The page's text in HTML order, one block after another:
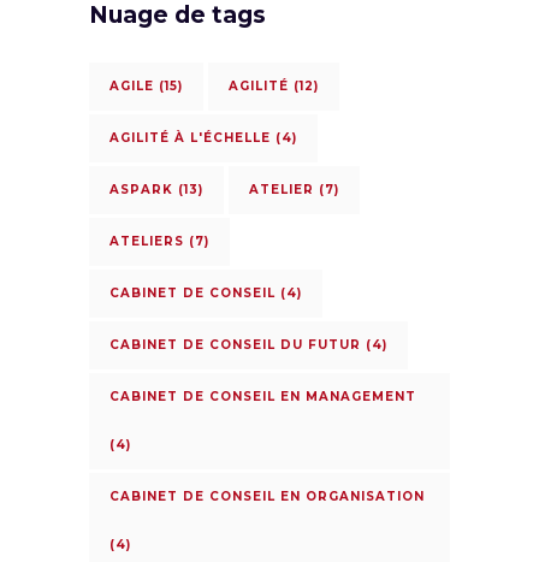
Nuage de tags
AGILE (15) AGILITÉ (12)
AGILITÉ À L'ÉCHELLE (4)
ASPARK (13) ATELIER (7)
ATELIERS (7)
CABINET DE CONSEIL (4)
CABINET DE CONSEIL DU FUTUR (4)
CABINET DE CONSEIL EN MANAGEMENT
(4)
CABINET DE CONSEIL EN ORGANISATION
(4)